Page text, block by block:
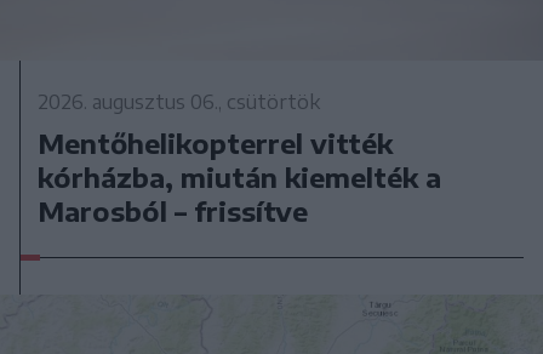
2026. augusztus 06., csütörtök
Mentőhelikopterrel vitték
kórházba, miután kiemelték a
Marosból – frissítve